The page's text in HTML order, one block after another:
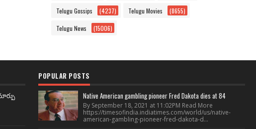
Telugu Gossips (4237) Telugu Movies (8655)
Telugu News (15006)
POPULAR POSTS
Native American gambling pioneer Fred Dakota dies at 84
By September 18, 2021 at 11:02PM Read More
https://timesofindia.indiatimes.com/world/us/native-
american-gambling-pioneer-fred-dakota-d...